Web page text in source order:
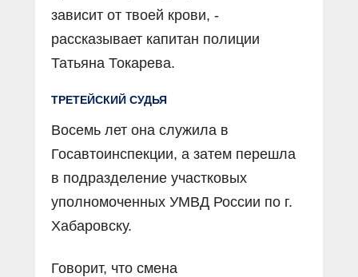
зависит от твоей крови, -
рассказывает капитан полиции
Татьяна Токарева.
ТРЕТЕЙСКИЙ СУДЬЯ
Восемь лет она служила в
Госавтоинспекции, а затем перешла
в подразделение участковых
уполномоченных УМВД России по г.
Хабаровску.
Говорит, что смена